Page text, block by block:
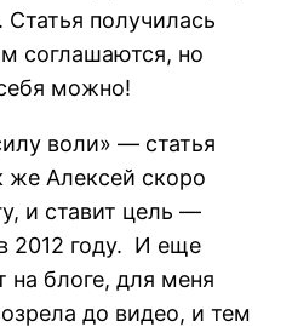
получилась
соглашаются, но
можно!
воли» — статья
же Алексей скоро
и ставит цель —
2012 году. И еще
на блоге, для меня
до видео, и тем